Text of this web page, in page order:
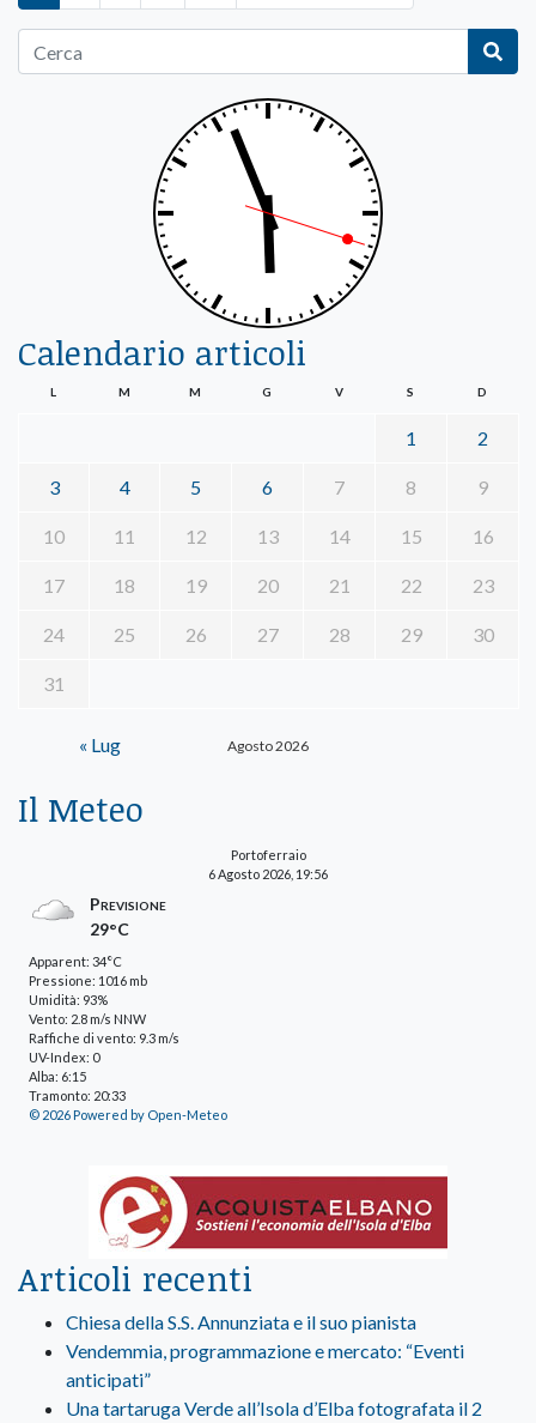
Calendario articoli
Agosto 2026
L M M G V S D
1 2
3 4 5 6 7 8 9
10 11 12 13 14 15 16
17 18 19 20 21 22 23
24 25 26 27 28 29 30
31
« Lug
Il Meteo
Portoferraio
6 Agosto 2026, 19:56
Previsione
29°C
Apparent: 34°C
Pressione: 1016 mb
Umidità: 93%
Vento: 2.8 m/s NNW
Raffiche di vento: 9.3 m/s
UV-Index: 0
Alba: 6:15
Tramonto: 20:33
© 2026 Powered by Open-Meteo
Articoli recenti
Chiesa della S.S. Annunziata e il suo pianista
Vendemmia, programmazione e mercato: “Eventi
anticipati”
Una tartaruga Verde all’Isola d’Elba fotografata il 2